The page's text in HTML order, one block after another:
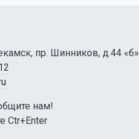
пр. Шинников, д.44 «б»
нам!
Ctr+Enter